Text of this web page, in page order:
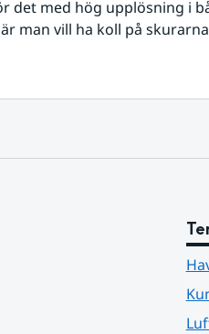
det med hög upplösning i
man vill ha koll på